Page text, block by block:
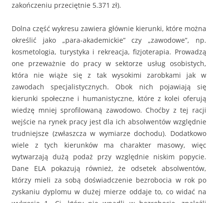
zakończeniu przeciętnie 5.371 zł).
Dolna część wykresu zawiera głównie kierunki, które można
określić jako „para-akademickie” czy „zawodowe”, np.
kosmetologia, turystyka i rekreacja, fizjoterapia. Prowadzą
one przeważnie do pracy w sektorze usług osobistych,
która nie wiąże się z tak wysokimi zarobkami jak w
zawodach specjalistycznych. Obok nich pojawiają się
kierunki społeczne i humanistyczne, które z kolei oferują
wiedzę mniej sprofilowaną zawodowo. Choćby z tej racji
wejście na rynek pracy jest dla ich absolwentów względnie
trudniejsze (zwłaszcza w wymiarze dochodu). Dodatkowo
wiele z tych kierunków ma charakter masowy, więc
wytwarzają dużą podaż przy względnie niskim popycie.
Dane ELA pokazują również, że odsetek absolwentów,
którzy mieli za sobą doświadczenie bezrobocia w rok po
zyskaniu dyplomu w dużej mierze oddaje to, co widać na